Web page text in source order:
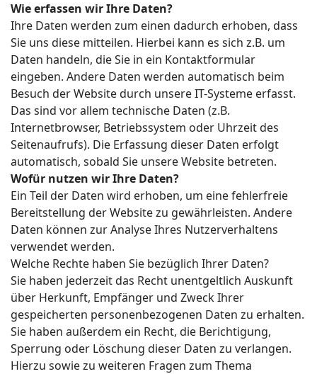
Wie erfassen wir Ihre Daten?
Ihre Daten werden zum einen dadurch erhoben, dass
Sie uns diese mitteilen. Hierbei kann es sich z.B. um
Daten handeln, die Sie in ein Kontaktformular
eingeben. Andere Daten werden automatisch beim
Besuch der Website durch unsere IT-Systeme erfasst.
Das sind vor allem technische Daten (z.B.
Internetbrowser, Betriebssystem oder Uhrzeit des
Seitenaufrufs). Die Erfassung dieser Daten erfolgt
automatisch, sobald Sie unsere Website betreten.
Wofür nutzen wir Ihre Daten?
Ein Teil der Daten wird erhoben, um eine fehlerfreie
Bereitstellung der Website zu gewährleisten. Andere
Daten können zur Analyse Ihres Nutzerverhaltens
verwendet werden.
Welche Rechte haben Sie bezüglich Ihrer Daten?
Sie haben jederzeit das Recht unentgeltlich Auskunft
über Herkunft, Empfänger und Zweck Ihrer
gespeicherten personenbezogenen Daten zu erhalten.
Sie haben außerdem ein Recht, die Berichtigung,
Sperrung oder Löschung dieser Daten zu verlangen.
Hierzu sowie zu weiteren Fragen zum Thema